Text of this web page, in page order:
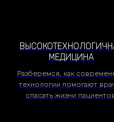
МЕДИЦИНА
Разберемся, как
технологии помогают
спасать жизни